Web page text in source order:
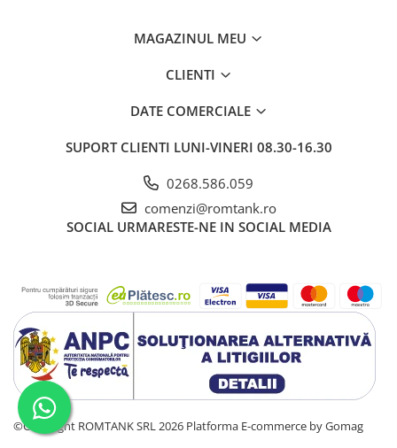
MAGAZINUL MEU
CLIENTI
DATE COMERCIALE
SUPORT CLIENTI LUNI-VINERI 08.30-16.30
0268.586.059
comenzi@romtank.ro
SOCIAL URMARESTE-NE IN SOCIAL MEDIA
©Copyright ROMTANK SRL 2026 Platforma E-commerce by Gomag